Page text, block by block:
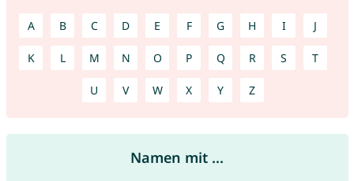
A B C D E F G H I J
K L M N O P Q R S T
U V W X Y Z
Namen mit ...